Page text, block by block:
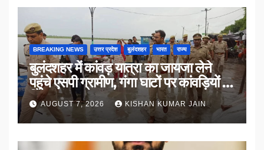
BREAKING NEWS उत्तर प्रदेश बुलंदशहर भारत राज्य
बुलंदशहर में कांवड़ यात्रा का जायजा लेने
पहुंचे एसपी ग्रामीण, गंगा घाटों पर कांवड़ियों से
किया संवाद
AUGUST 7, 2026 KISHAN KUMAR JAIN